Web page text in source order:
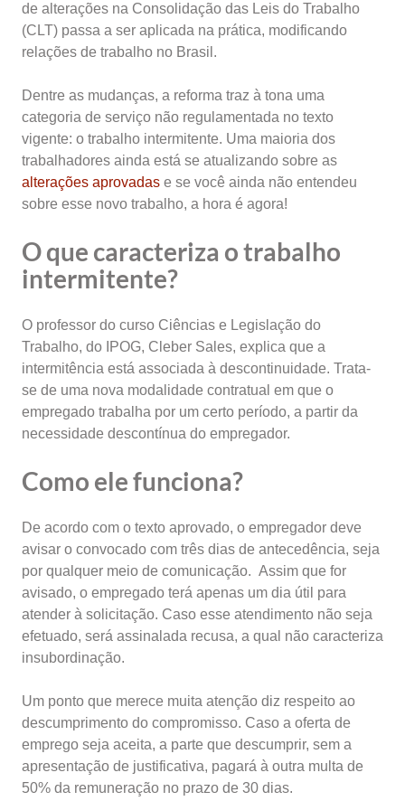
de alterações na Consolidação das Leis do Trabalho
(CLT) passa a ser aplicada na prática, modificando
relações de trabalho no Brasil.
Dentre as mudanças, a reforma traz à tona uma
categoria de serviço não regulamentada no texto
vigente: o trabalho intermitente. Uma maioria dos
trabalhadores ainda está se atualizando sobre as
alterações aprovadas e se você ainda não entendeu
sobre esse novo trabalho, a hora é agora!
O que caracteriza o trabalho
intermitente?
O professor do curso Ciências e Legislação do
Trabalho, do IPOG, Cleber Sales, explica que a
intermitência está associada à descontinuidade. Trata-
se de uma nova modalidade contratual em que o
empregado trabalha por um certo período, a partir da
necessidade descontínua do empregador.
Como ele funciona?
De acordo com o texto aprovado, o empregador deve
avisar o convocado com três dias de antecedência, seja
por qualquer meio de comunicação. Assim que for
avisado, o empregado terá apenas um dia útil para
atender à solicitação. Caso esse atendimento não seja
efetuado, será assinalada recusa, a qual não caracteriza
insubordinação.
Um ponto que merece muita atenção diz respeito ao
descumprimento do compromisso. Caso a oferta de
emprego seja aceita, a parte que descumprir, sem a
apresentação de justificativa, pagará à outra multa de
50% da remuneração no prazo de 30 dias.